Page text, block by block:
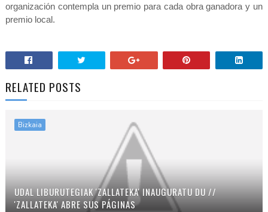
organización contempla un premio para cada obra ganadora y un
premio local.
RELATED POSTS
Bizkaia
UDAL LIBURUTEGIAK 'ZALLATEKA' INAUGURATU DU //
'ZALLATEKA' ABRE SUS PÁGINAS